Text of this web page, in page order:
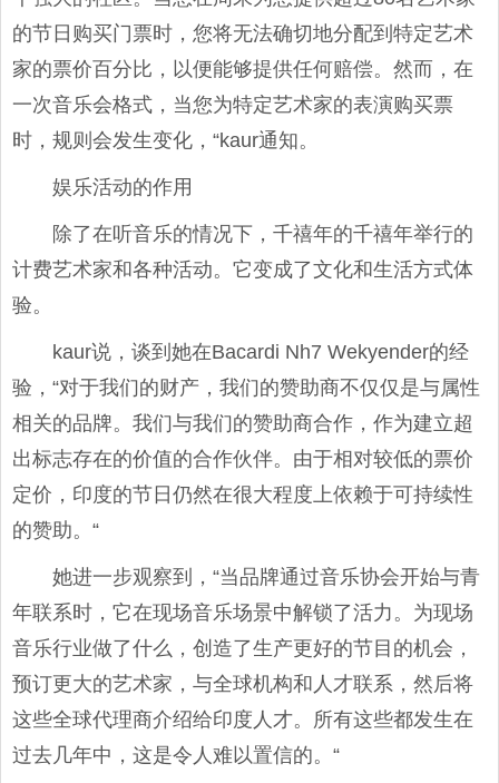
的节日购买门票时，您将无法确切地分配到特定艺术
家的票价百分比，以便能够提供任何赔偿。然而，在
一次音乐会格式，当您为特定艺术家的表演购买票
时，规则会发生变化，“kaur通知。
娱乐活动的作用
除了在听音乐的情况下，千禧年的千禧年举行的
计费艺术家和各种活动。它变成了文化和生活方式体
验。
kaur说，谈到她在Bacardi Nh7 Wekyender的经
验，“对于我们的财产，我们的赞助商不仅仅是与属性
相关的品牌。我们与我们的赞助商合作，作为建立超
出标志存在的价值的合作伙伴。由于相对较低的票价
定价，印度的节日仍然在很大程度上依赖于可持续性
的赞助。“
她进一步观察到，“当品牌通过音乐协会开始与青
年联系时，它在现场音乐场景中解锁了活力。为现场
音乐行业做了什么，创造了生产更好的节目的机会，
预订更大的艺术家，与全球机构和人才联系，然后将
这些全球代理商介绍给印度人才。所有这些都发生在
过去几年中，这是令人难以置信的。“